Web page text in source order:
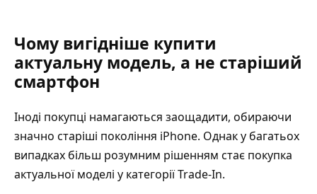
Чому вигідніше купити
актуальну модель, а не старіший
смартфон
Іноді покупці намагаються заощадити, обираючи
значно старіші покоління iPhone. Однак у багатьох
випадках більш розумним рішенням стає покупка
актуальної моделі у категорії Trade-In.